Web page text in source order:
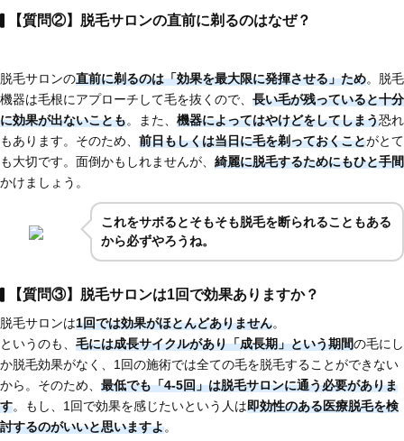
【質問②】脱毛サロンの直前に剃るのはなぜ？
脱毛サロンの直前に剃るのは「効果を最大限に発揮させる」ため。脱毛
機器は毛根にアプローチして毛を抜くので、 長い毛が残っていると十分
に効果が出ないことも。また、 機器によってはやけどをしてしまう恐れ
もあります。そのため、 前日もしくは当日に毛を剃っておくことがとて
も大切です。面倒かもしれませんが、 綺麗に脱毛するためにもひと手間
かけましょう。
これをサボるとそもそも脱毛を断られることもある
から必ずやろうね。
【質問③】脱毛サロンは1回で効果ありますか？
脱毛サロンは1回では効果がほとんどありません。
というのも、 毛には成長サイクルがあり「成長期」という期間の毛にし
か脱毛効果がなく、1回の施術では全ての毛を脱毛することができない
から。そのため、 最低でも「4-5回」は脱毛サロンに通う必要がありま
す。もし、1回で効果を感じたいという人は即効性のある医療脱毛を検
討するのがいいと思いますよ。